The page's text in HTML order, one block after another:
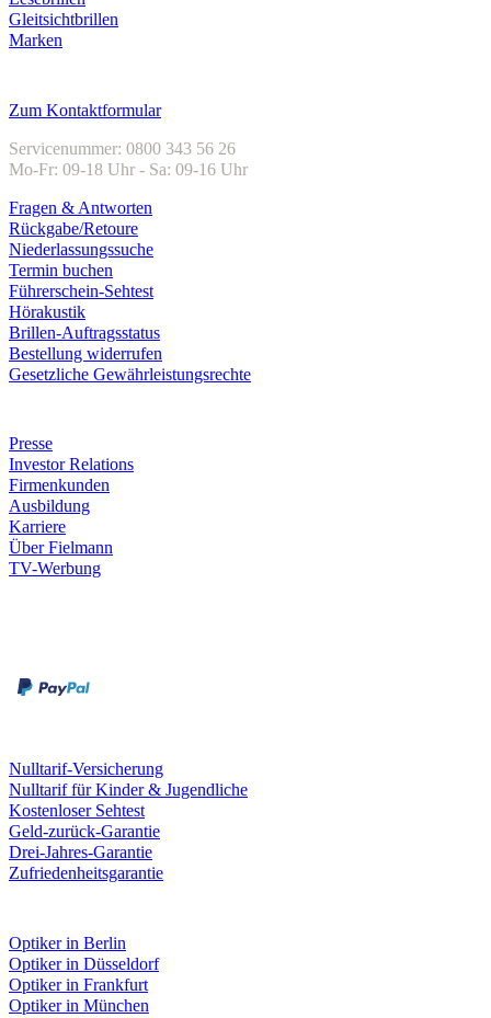
Gleitsichtbrillen
Marken
Zum Kontaktformular
Servicenummer: 0800 343 56 26
Mo-Fr: 09-18 Uhr - Sa: 09-16 Uhr
Fragen & Antworten
Rückgabe/Retoure
Niederlassungssuche
Termin buchen
Führerschein-Sehtest
Hörakustik
Brillen-Auftragsstatus
Bestellung widerrufen
Gesetzliche Gewährleistungsrechte
Presse
Investor Relations
Firmenkunden
Ausbildung
Karriere
Über Fielmann
TV-Werbung
Nulltarif-Versicherung
Nulltarif für Kinder & Jugendliche
Kostenloser Sehtest
Geld-zurück-Garantie
Drei-Jahres-Garantie
Zufriedenheitsgarantie
Optiker in Berlin
Optiker in Düsseldorf
Optiker in Frankfurt
Optiker in München